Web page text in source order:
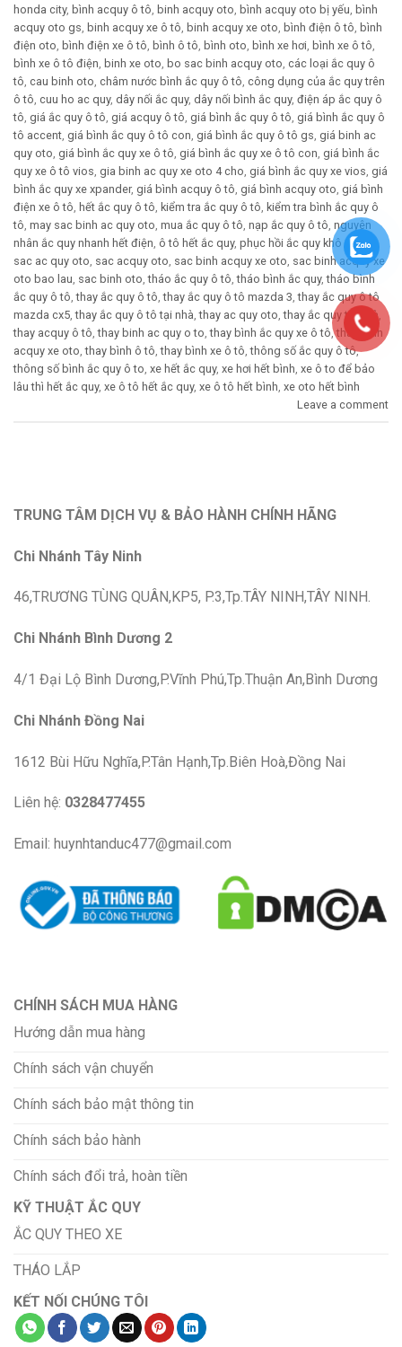
honda city, bình acquy ô tô, binh acquy oto, bình acquy oto bị yếu, bình
acquy oto gs, binh acquy xe ô tô, binh acquy xe oto, bình điện ô tô, bình
điện oto, bình điện xe ô tô, bình ô tô, bình oto, bình xe hơi, bình xe ô tô,
bình xe ô tô điện, binh xe oto, bo sac binh acquy oto, các loại ắc quy ô
tô, cau binh oto, châm nước bình ắc quy ô tô, công dụng của ắc quy trên
ô tô, cuu ho ac quy, dây nối ắc quy, dây nối bình ắc quy, điện áp ắc quy ô
tô, giá ắc quy ô tô, giá acquy ô tô, giá bình ắc quy ô tô, giá bình ắc quy ô
tô accent, giá bình ắc quy ô tô con, giá bình ắc quy ô tô gs, giá binh ac
quy oto, giá bình ắc quy xe ô tô, giá bình ắc quy xe ô tô con, giá bình ắc
quy xe ô tô vios, gia binh ac quy xe oto 4 cho, giá bình ắc quy xe vios, giá
bình ắc quy xe xpander, giá bình acquy ô tô, giá bình acquy oto, giá bình
điện xe ô tô, hết ắc quy ô tô, kiểm tra ắc quy ô tô, kiểm tra bình ắc quy ô
tô, may sac binh ac quy oto, mua ắc quy ô tô, nạp ắc quy ô tô, nguyên
nhân ắc quy nhanh hết điện, ô tô hết ắc quy, phục hồi ắc quy khô ô tô,
sac ac quy oto, sac acquy oto, sac binh acquy xe oto, sac binh acquy xe
oto bao lau, sac binh oto,tháo ắc quy ô tô,tháo bình ắc quy,tháo bình
ắc quy ô tô,thay ắc quy ô tô,thay ắc quy ô tô mazda 3,thay ắc quy ô tô
mazda cx5,thay ắc quy ô tô tại nhà,thay ac quy oto,thay ắc quy tại nhà,
thay acquy ô tô,thay binh ac quy o to,thay bình ắc quy xe ô tô,thay binh
acquy xe oto,thay bình ô tô,thay bình xe ô tô,thông số ắc quy ô tô,
thông số bình ắc quy ô to, xe hết ắc quy, xe hơi hết bình, xe ô to để bảo
lâu thì hết ắc quy, xe ô tô hết ắc quy, xe ô tô hết bình, xe oto hết bình
Leave a comment
TRUNG TÂM DỊCH VỤ & BẢO HÀNH CHÍNH HÃNG
Chi Nhánh Tây Ninh
46,TRƯƠNG TÙNG QUÂN,KP5, P.3,Tp.TÂY NINH,TÂY NINH.
Chi Nhánh Bình Dương 2
4/1 Đại Lộ Bình Dương,P.Vĩnh Phú,Tp.Thuận An,Bình Dương
Chi Nhánh Đồng Nai
1612 Bùi Hữu Nghĩa,P.Tân Hạnh,Tp.Biên Hoà,Đồng Nai
Liên hệ: 0328477455
Email: huynhtanduc477@gmail.com
CHÍNH SÁCH MUA HÀNG
Hướng dẫn mua hàng
Chính sách vận chuyển
Chính sách bảo mật thông tin
Chính sách bảo hành
Chính sách đổi trả, hoàn tiền
KỸ THUẬT ẮC QUY
ẮC QUY THEO XE
THÁO LẮP
KẾT NỐI CHÚNG TÔI